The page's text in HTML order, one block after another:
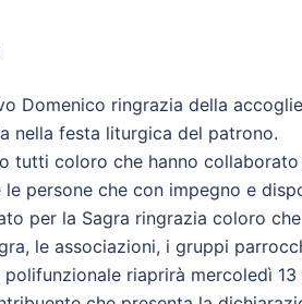
Domenico ringrazia della
nella festa liturgica del patrono.
tutti coloro che hanno
persone che con impegno e
per la Sagra ringrazia coloro
le associazioni, i gruppi
polifunzionale riaprirà mercoledì 13